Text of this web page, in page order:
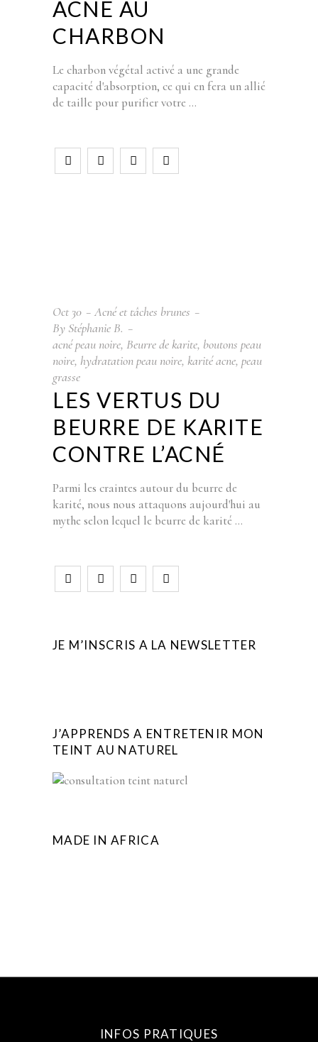
ACNÉ AU
CHARBON
Le charbon végétal activé a une grande
capacité d'absorption, ce qui en fera un allié
de taille pour purifier votre
Oct 30
Acné et tâches brunes
By Stéphanie B.
acné peau noire, Beurre de karite, boutons peau
noire, hydratation peau noire, karité acne, peau
grasse
LES VERTUS DU
BEURRE DE KARITE
CONTRE L’ACNÉ
Parmi les craintes autour du beurre de
karité, nous nous attaquons aujourd'hui au
mythe selon lequel le beurre de karité
JE M’INSCRIS A LA NEWSLETTER
J’APPRENDS A ENTRETENIR MON
TEINT AU NATUREL
MADE IN AFRICA
INFOS PRATIQUES